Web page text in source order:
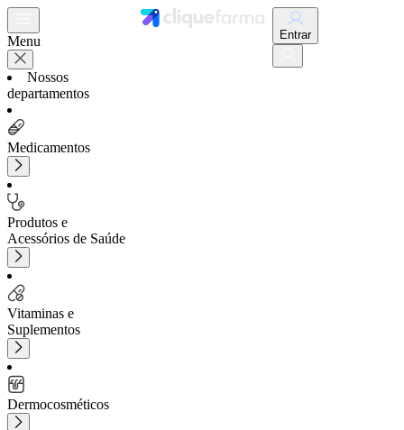
Menu
Nossos
departamentos
Medicamentos
Produtos e
Acessórios de Saúde
Vitaminas e
Suplementos
Dermocosméticos
Entrar